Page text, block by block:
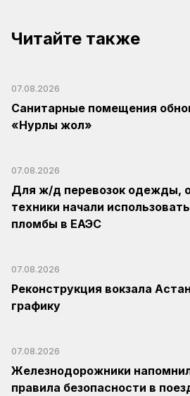
Читайте также
07.08.2026
Санитарные помещения
«Нурлы жол»
07.08.2026
Для ж/д перевозок одежды,
техники начали
пломбы в ЕАЭС
07.08.2026
Реконструкция вокзала
графику
07.08.2026
Железнодорожники
правила безопасности в